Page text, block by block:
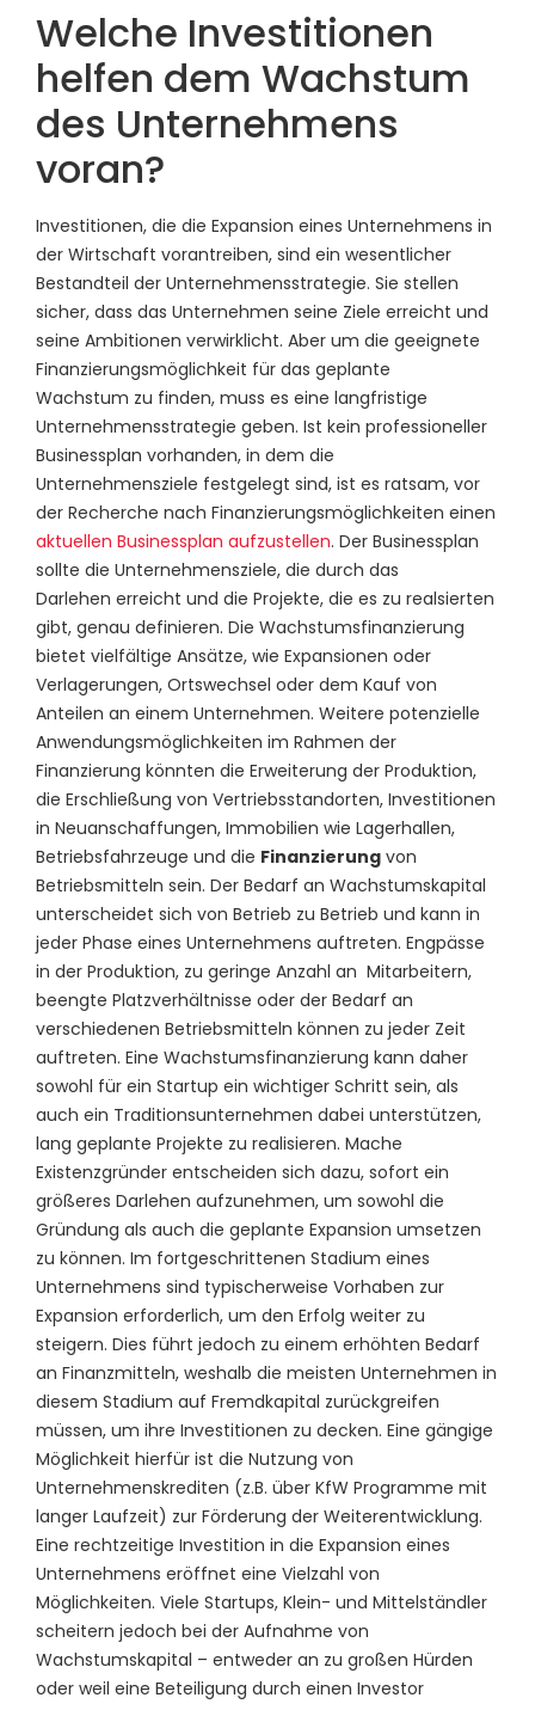
Welche Investitionen
helfen dem Wachstum
des Unternehmens
voran?
Investitionen, die die Expansion eines Unternehmens in
der Wirtschaft vorantreiben, sind ein wesentlicher
Bestandteil der Unternehmensstrategie. Sie stellen
sicher, dass das Unternehmen seine Ziele erreicht und
seine Ambitionen verwirklicht. Aber um die geeignete
Finanzierungsmöglichkeit für das geplante
Wachstum zu finden, muss es eine langfristige
Unternehmensstrategie geben. Ist kein professioneller
Businessplan vorhanden, in dem die
Unternehmensziele festgelegt sind, ist es ratsam, vor
der Recherche nach Finanzierungsmöglichkeiten einen
aktuellen Businessplan aufzustellen. Der Businessplan
sollte die Unternehmensziele, die durch das
Darlehen erreicht und die Projekte, die es zu realsierten
gibt, genau definieren. Die Wachstumsfinanzierung
bietet vielfältige Ansätze, wie Expansionen oder
Verlagerungen, Ortswechsel oder dem Kauf von
Anteilen an einem Unternehmen. Weitere potenzielle
Anwendungsmöglichkeiten im Rahmen der
Finanzierung könnten die Erweiterung der Produktion,
die Erschließung von Vertriebsstandorten, Investitionen
in Neuanschaffungen, Immobilien wie Lagerhallen,
Betriebsfahrzeuge und die Finanzierung von
Betriebsmitteln sein. Der Bedarf an Wachstumskapital
unterscheidet sich von Betrieb zu Betrieb und kann in
jeder Phase eines Unternehmens auftreten. Engpässe
in der Produktion, zu geringe Anzahl an Mitarbeitern,
beengte Platzverhältnisse oder der Bedarf an
verschiedenen Betriebsmitteln können zu jeder Zeit
auftreten. Eine Wachstumsfinanzierung kann daher
sowohl für ein Startup ein wichtiger Schritt sein, als
auch ein Traditionsunternehmen dabei unterstützen,
lang geplante Projekte zu realisieren. Mache
Existenzgründer entscheiden sich dazu, sofort ein
größeres Darlehen aufzunehmen, um sowohl die
Gründung als auch die geplante Expansion umsetzen
zu können. Im fortgeschrittenen Stadium eines
Unternehmens sind typischerweise Vorhaben zur
Expansion erforderlich, um den Erfolg weiter zu
steigern. Dies führt jedoch zu einem erhöhten Bedarf
an Finanzmitteln, weshalb die meisten Unternehmen in
diesem Stadium auf Fremdkapital zurückgreifen
müssen, um ihre Investitionen zu decken. Eine gängige
Möglichkeit hierfür ist die Nutzung von
Unternehmenskrediten (z.B. über KfW Programme mit
langer Laufzeit) zur Förderung der Weiterentwicklung.
Eine rechtzeitige Investition in die Expansion eines
Unternehmens eröffnet eine Vielzahl von
Möglichkeiten. Viele Startups, Klein- und Mittelständler
scheitern jedoch bei der Aufnahme von
Wachstumskapital – entweder an zu großen Hürden
oder weil eine Beteiligung durch einen Investor